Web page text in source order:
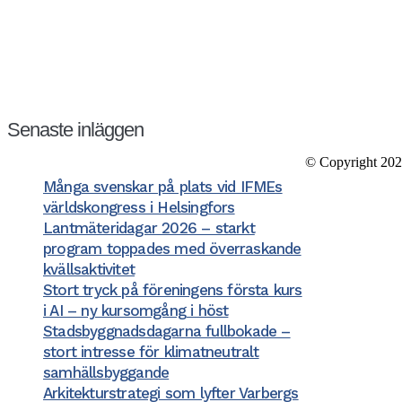
Senaste inläggen
Många svenskar på plats vid IFMEs
världskongress i Helsingfors
Lantmäteridagar 2026 – starkt
program toppades med överraskande
kvällsaktivitet
Stort tryck på föreningens första kurs
i AI – ny kursomgång i höst
Stadsbyggnadsdagarna fullbokade –
stort intresse för klimatneutralt
samhällsbyggande
Arkitekturstrategi som lyfter Varbergs
Tel: 08−20 19
Bank: Nordea
© Copyright